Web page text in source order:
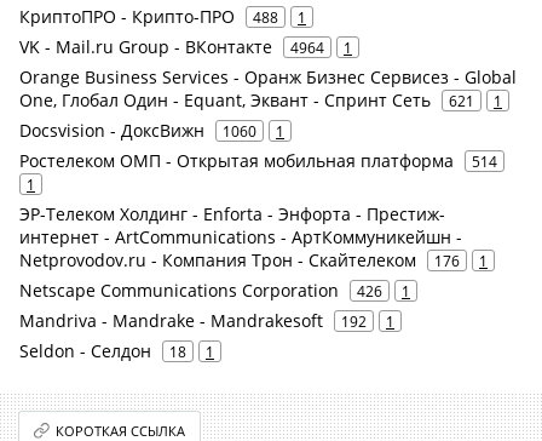
КриптоПРО - Крипто-ПРО 488 1
VK - Mail.ru Group - ВКонтакте 4964 1
Orange Business Services - Оранж Бизнес Сервисез - Global
One, Глобал Один - Equant, Эквант - Спринт Сеть
621 1
Docsvision - ДоксВижн 1060 1
Ростелеком ОМП - Открытая мобильная платформа
514
1
ЭР-Телеком Холдинг - Enforta - Энфорта - Престиж-
интернет - ArtCommunications - АртКоммуникейшн -
Netprovodov.ru - Компания Трон - Скайтелеком
176 1
Netscape Communications Corporation 426 1
Mandriva - Mandrake - Mandrakesoft 192 1
Seldon - Селдон 18 1
КОРОТКАЯ ССЫЛКА